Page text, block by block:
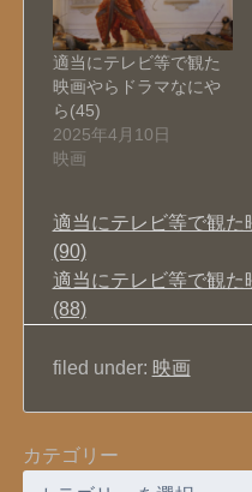
適当にテレビ等で観た
映画やらドラマなにや
ら(45)
2025年4月10日
映画
適当にテレビ等で観た
(90)
適当にテレビ等で観た
(88)
filed under: 映画
カテゴリー